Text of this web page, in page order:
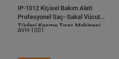
IP-1012 Kişisel Bakım Aleti
Profesyonel Saç- Sakal Vücut
Tüyleri Kesme Tıraş Makinesi
AVH-1001